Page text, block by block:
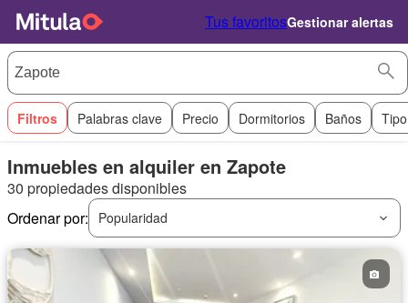
Tus favoritosGestionar alertas
Filtros Palabras clave Precio Dormitorios Baños
Inmuebles en alquiler en Zapote
30 propiedades disponibles
Ordenar por:
Popularidad